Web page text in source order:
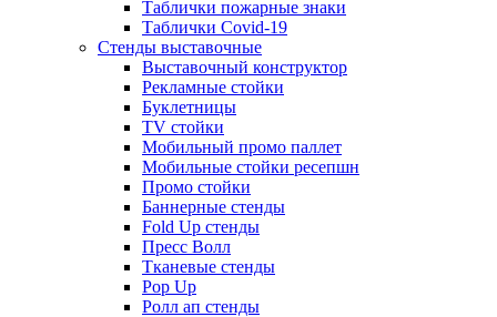
Таблички пожарные знаки
Таблички Covid-19
Стенды выставочные
Выставочный конструктор
Рекламные стойки
Буклетницы
TV стойки
Мобильный промо паллет
Мобильные стойки ресепшн
Промо стойки
Баннерные стенды
Fold Up стенды
Пресс Волл
Тканевые стенды
Pop Up
Ролл ап стенды